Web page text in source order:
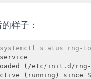
样子：
status rng-
(/etc/init.d/
(running) since